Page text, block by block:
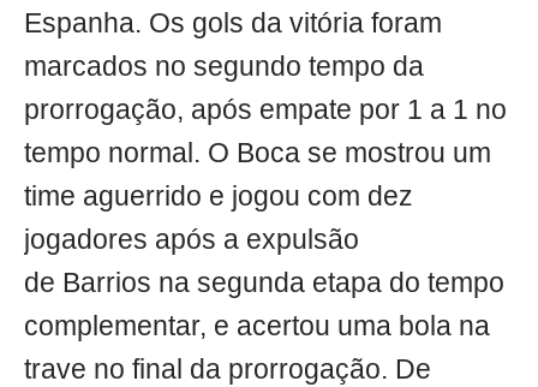
Espanha. Os gols da vitória foram
marcados no segundo tempo da
prorrogação, após empate por 1 a 1 no
tempo normal. O Boca se mostrou um
time aguerrido e jogou com dez
jogadores após a expulsão
de Barrios na segunda etapa do tempo
complementar, e acertou uma bola na
trave no final da prorrogação. De